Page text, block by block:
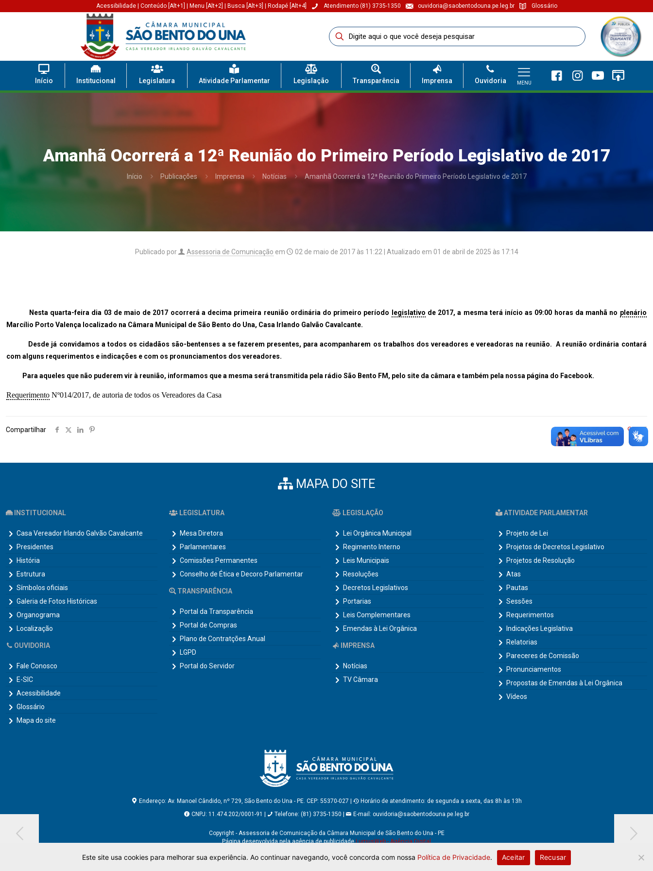
Acessibilidade| Conteúdo [Alt+1] Menu [Alt+2] Busca [Alt+3] Rodapé [Alt+4] Atendimento (81) 3735-1350 ouvidoria@saobentodouna.pe.leg.br Glossário
Início Institucional Legislatura Atividade Parlamentar Legislação Transparência Imprensa Ouvidoria MENU
Amanhã Ocorrerá a 12ª Reunião do Primeiro Período Legislativo de 2017
Início Publicações Imprensa Notícias Amanhã Ocorrerá a 12ª Reunião do Primeiro Período Legislativo de 2017
Publicado por Assessoria de Comunicação em 02 de maio de 2017 às 11:22 | Atualizado em 01 de abril de 2025 às 17:14
Nesta quarta-feira dia 03 de maio de 2017 ocorrerá a decima primeira reunião ordinária do primeiro período legislativo de 2017, a mesma terá início as 09:00 horas da manhã no plenário
Marcílio Porto Valença localizado na Câmara Municipal de São Bento do Una, Casa Irlando Galvão Cavalcante.
Desde já convidamos a todos os cidadãos são-bentenses a se fazerem presentes, para acompanharem os trabalhos dos vereadores e vereadoras na reunião. A reunião ordinária contará
comalguns requerimentos e indicações e com os pronunciamentos dos vereadores.
Para aqueles que não puderem vir à reunião, informamos que a mesma será transmitida pela rádio São Bento FM, pelo site da câmara e também pela nossa página do Facebook.
Requerimento Nº014/2017, de autoria de todos os Vereadores da Casa
Compartilhar 25
MAPA DO SITE
INSTITUCIONAL
Casa Vereador Irlando Galvão Cavalcante
Presidentes
História
Estrutura
Símbolos oficiais
Galeria de Fotos Históricas
Organograma
Localização
OUVIDORIA
Fale Conosco
E-SIC
Acessibilidade
Glossário
Mapa do site
LEGISLATURA
Mesa Diretora
Parlamentares
Comissões Permanentes
Conselho de Ética e Decoro Parlamentar
TRANSPARÊNCIA
Portal da Transparência
Portal de Compras
Plano de Contratções Anual
LGPD
Portal do Servidor
LEGISLAÇÃO
Lei Orgânica Municipal
Regimento Interno
Leis Municipais
Resoluções
Decretos Legislativos
Portarias
Leis Complementares
Emendas à Lei Orgânica
IMPRENSA
Notícias
TV Câmara
ATIVIDADE PARLAMENTAR
Projeto de Lei
Projetos de Decretos Legislativo
Projetos de Resolução
Atas
Pautas
Sessões
Requerimentos
Indicações Legislativa
Relatorias
Pareceres de Comissão
Pronunciamentos
Propostas de Emendas à Lei Orgânica
Vídeos
Endereço: Av. Manoel Cândido, nº 729, São Bento do Una - PE. CEP: 55370-027 |
Horário de atendimento: de segunda a sexta, das 8h às 13h
CNPJ: 11.474.202/0001-91 |
Telefone: (81) 3735-1350 | E-mail: ouvidoria@saobentodouna.pe.leg.br
Copyright - Assessoria de Comunicação da Câmara Municipal de São Bento do Una - PE
Página desenvolvida pela agência de publicidadeLumusWeb - Agência Digital
Este site usa cookies para melhorar sua experiência. Ao continuar navegando, você concorda com nossa Política de Privacidade. Aceitar Recusar